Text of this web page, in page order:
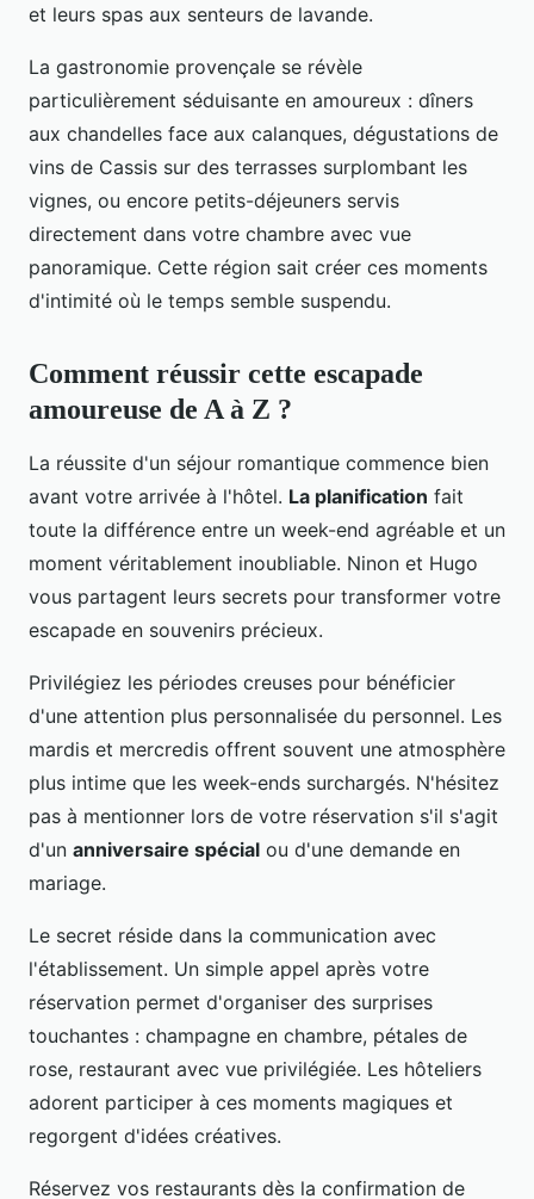
et leurs spas aux senteurs de lavande.
La gastronomie provençale se révèle
particulièrement séduisante en amoureux : dîners
aux chandelles face aux calanques, dégustations de
vins de Cassis sur des terrasses surplombant les
vignes, ou encore petits-déjeuners servis
directement dans votre chambre avec vue
panoramique. Cette région sait créer ces moments
d'intimité où le temps semble suspendu.
Comment réussir cette escapade
amoureuse de A à Z ?
La réussite d'un séjour romantique commence bien
avant votre arrivée à l'hôtel. La planification fait
toute la différence entre un week-end agréable et un
moment véritablement inoubliable. Ninon et Hugo
vous partagent leurs secrets pour transformer votre
escapade en souvenirs précieux.
Privilégiez les périodes creuses pour bénéficier
d'une attention plus personnalisée du personnel. Les
mardis et mercredis offrent souvent une atmosphère
plus intime que les week-ends surchargés. N'hésitez
pas à mentionner lors de votre réservation s'il s'agit
d'un anniversaire spécial ou d'une demande en
mariage.
Le secret réside dans la communication avec
l'établissement. Un simple appel après votre
réservation permet d'organiser des surprises
touchantes : champagne en chambre, pétales de
rose, restaurant avec vue privilégiée. Les hôteliers
adorent participer à ces moments magiques et
regorgent d'idées créatives.
Réservez vos restaurants dès la confirmation de